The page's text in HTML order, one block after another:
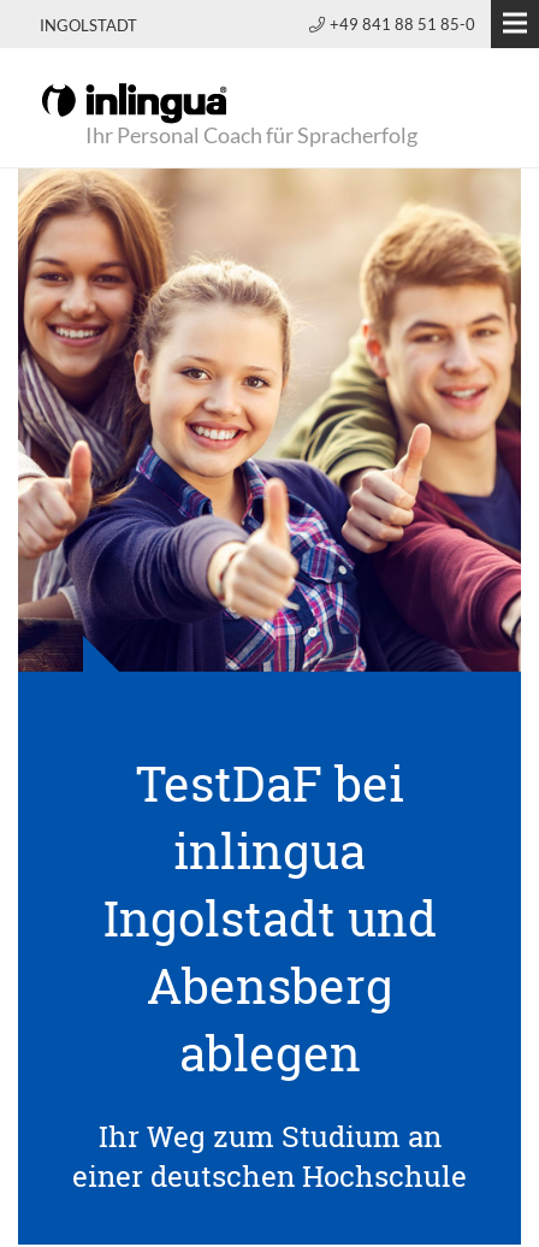
INGOLSTADT +49 841 88 51 85-0
Ihr Personal Coach für Spracherfolg
TestDaF bei
inlingua
Ingolstadt und
Abensberg
ablegen
Ihr Weg zum Studium an
einer deutschen Hochschule